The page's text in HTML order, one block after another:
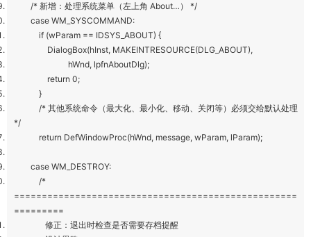
/* 新增：处理系统菜单（左上角 About…） */
case WM_SYSCOMMAND:
if (wParam == IDSYS_ABOUT) {
DialogBox(hInst, MAKEINTRESOURCE(DLG_ABOUT),
hWnd, lpfnAboutDlg);
return 0;
}
/* 其他系统命令（最大化、最小化、移动、关闭等）必须交给默认处理
*/
return DefWindowProc(hWnd, message, wParam, lParam);
case WM_DESTROY:
/*
===================================================
=========
修正：退出时检查是否需要存档提醒